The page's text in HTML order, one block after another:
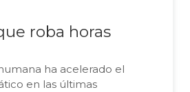
roba horas
ha acelerado el
en las últimas